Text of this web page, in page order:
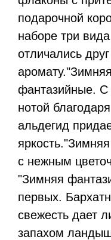
подарочной
наборе три
отличались
фантазийные. С
нотой
альдегид
с нежным
"Зимняя
первых.
свежесть дает
запахом